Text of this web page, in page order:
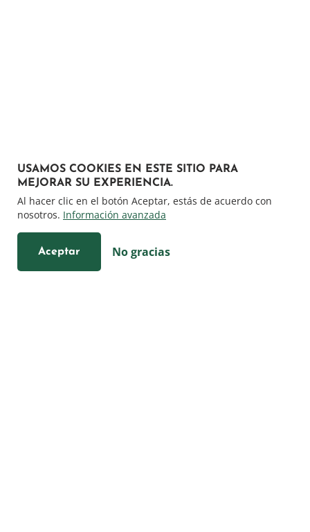
USAMOS COOKIES EN ESTE SITIO PARA
MEJORAR SU EXPERIENCIA.
Al hacer clic en el botón Aceptar, estás de acuerdo con
nosotros. Información avanzada
No gracias
Aceptar